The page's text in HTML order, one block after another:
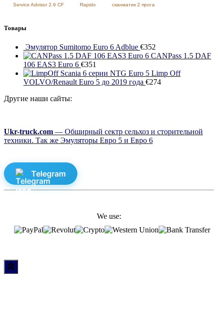
Service Advisor 2.6 CF Rapido сканматик 2 прога
Товары
Эмулятор Sumitomo Euro 6 Adblue €352
CANPass 1.5 DAF
106 EAS3 Euro 6 €351
Limp Off
VOLVO/Renault Euro 5 до 2019 года €274
Другие наши сайты:
Ukr-truck.com — Обширный сектр сельхоз и сторительной
техники. Так же Эмуляторы Евро 5 и Евро 6
Telegram
We use: